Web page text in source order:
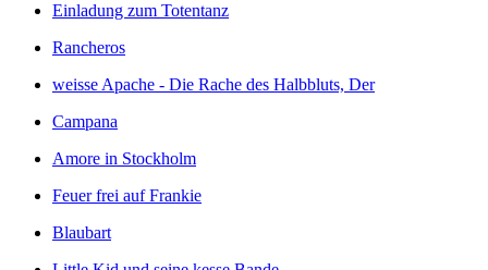
Einladung zum Totentanz
Rancheros
weisse Apache - Die Rache des Halbbluts, Der
Campana
Amore in Stockholm
Feuer frei auf Frankie
Blaubart